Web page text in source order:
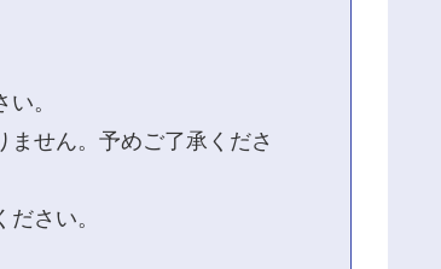
。
せん。予めご了承くださ
さい。